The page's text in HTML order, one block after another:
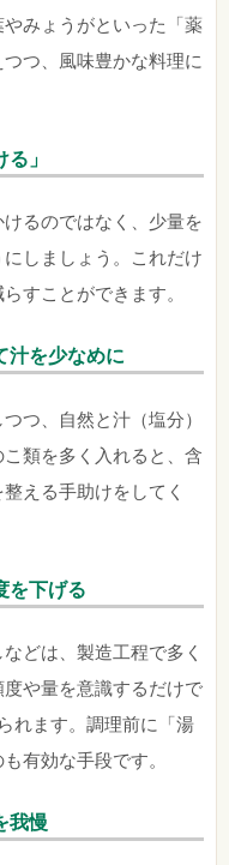
みょうがといった「薬
つ、風味豊かな料理に
」
るのではなく、少量を
しましょう。これだけ
すことができます。
汁を少なめに
つ、自然と汁（塩分）
類を多く入れると、含
える手助けをしてく
を下げる
どは、製造工程で多く
や量を意識するだけで
れます。調理前に「湯
有効な手段です。
我慢